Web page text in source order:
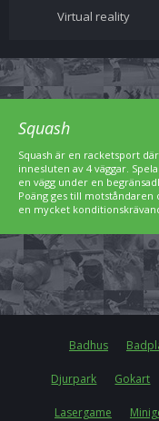
Virtual reality
Squash
Squash är en racketsport
innesluten av 4 väggar.
en vägg under en
Poäng ges till motståndaren
en mycket
Badhus
Djurpark Gokart
Lasergame